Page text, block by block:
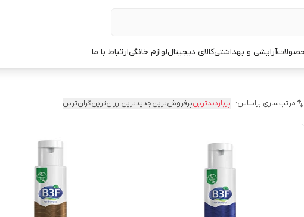
آرایشی و بهداشتیکالای دیجیتاللوازم خانگیارتباط با ما
مرتب‌سازی براساس: پربازدیدترینپرفروش‌ترینجدیدترینارزان‌ترینگران‌ترین